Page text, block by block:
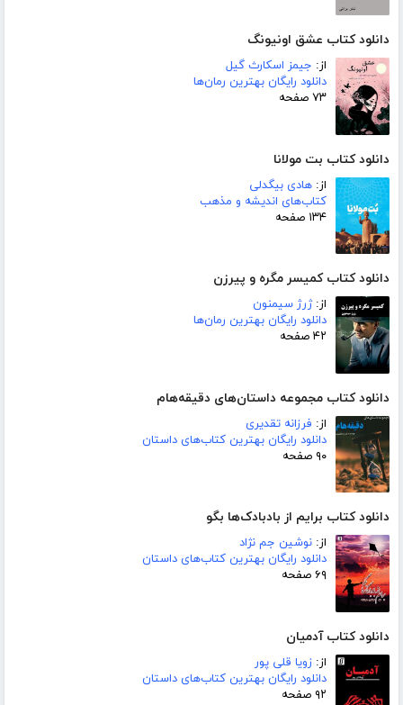
دانلود کتاب عشق اونیونگ
از: جیمز اسکارث گیل
دانلود رایگان بهترین رمان‌ها
۷۳ صفحه
دانلود کتاب بت مولانا
از: هادی بیگدلی
کتاب‌های اندیشه و مذهب
۱۳۴ صفحه
دانلود کتاب کمیسر مگره و پیرزن
از:ژرژ سیمنون
دانلود رایگان بهترین رمان‌ها
۴۲ صفحه
دانلود کتاب مجموعه داستان‌های دقیقه‌هام
از: فرزانه تقدیری
دانلود رایگان بهترین کتاب‌های داستان
۹۰ صفحه
دانلود کتاب برایم از بادبادک‌ها بگو
از: نوشین جم نژاد
دانلود رایگان بهترین کتاب‌های داستان
۶۹ صفحه
دانلود کتاب آدمیان
از: زویا قلی پور
دانلود رایگان بهترین کتاب‌های داستان
۹۲ صفحه